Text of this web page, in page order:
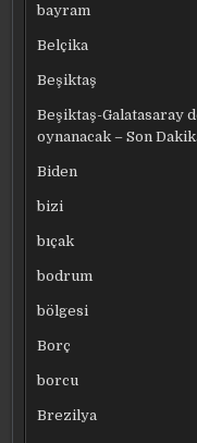
bayram
Belçika
Beşiktaş
Beşiktaş-Galatasaray
oynanacak – Son
Biden
bizi
bıçak
bodrum
bölgesi
Borç
borcu
Brezilya